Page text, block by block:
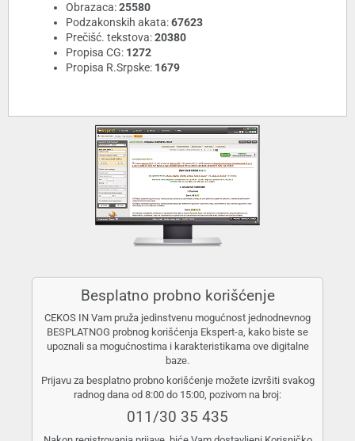
Obrazaca:25580
Podzakonskih akata:67623
Prečišć. tekstova:20380
Propisa CG: 1272
Propisa R.Srpske: 1679
Besplatno probno korišćenje
CEKOS IN Vam pruža jedinstvenu mogućnost jednodnevnog
BESPLATNOG probnog korišćenja Ekspert-a, kako biste se
upoznali sa mogućnostima i karakteristikama ove digitalne
baze.
Prijavu za besplatno probno korišćenje možete izvršiti svakog
radnog dana od 8:00 do 15:00, pozivom na broj:
011/30 35 435